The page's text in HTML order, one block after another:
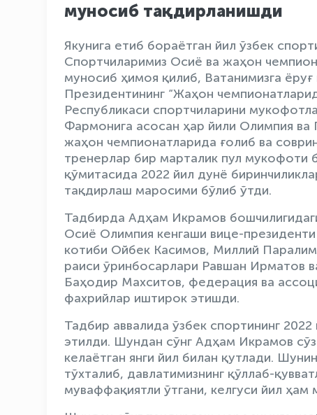
муносиб тақдирланишди
Якунига етиб бораётган йил ўзбек
Спортчиларимиз Осиё ва жаҳон
муносиб ҳимоя қилиб, Ватанимизга
Президентининг “Жаҳон
Республикаси спортчиларини
Фармонига асосан ҳар йили Олимпия ва
жаҳон чемпионатларида ғолиб ва
тренерлар бир марталик пул мукофоти
қўмитасида 2022 йил дунё
тақдирлаш маросими бўлиб ўтди.
Тадбирда Адҳам Икрамов
Осиё Олимпия кенгаши вице-
котиби Ойбек Касимов, Миллий
раиси ўринбосарлари Равшан Ирматов
Баҳодир Махситов, федерация ва
фахрийлар иштирок этишди.
Тадбир аввалида ўзбек спортининг
этилди. Шундан сўнг Адҳам Икрамов
келаётган янги йил билан қутлади.
тўхталиб, давлатимизнинг қўллаб-
муваффақиятли ўтгани, келгуси йил